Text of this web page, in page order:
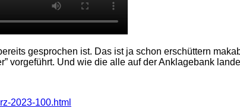
gesprochen ist. Das ist ja schon erschüttern
vorgeführt. Und wie die alle auf der Anklagebank
2023-100.html